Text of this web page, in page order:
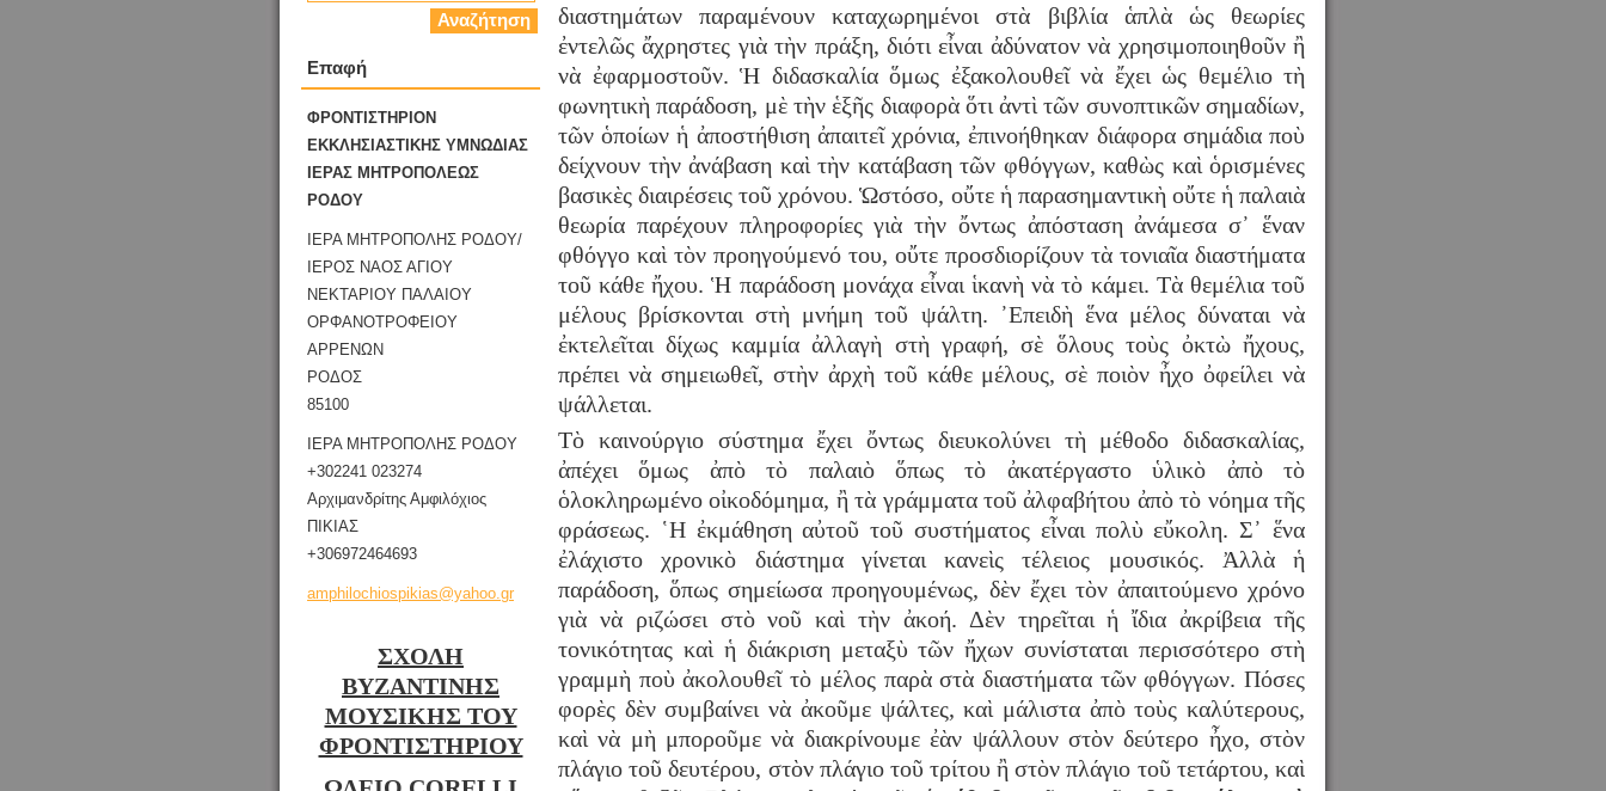
διαστημάτων παραμένουν καταχωρημένοι στὰ βιβλία ἁπλὰ ὡς θεωρίες
ἐντελῶς ἄχρηστες γιὰ τὴν πράξη, διότι εἶναι ἀδύνατον νὰ χρησιμοποιηθοῦν ἢ
νὰ ἐφαρμοστοῦν. Ἡ διδασκαλία ὅμως ἐξακολουθεῖ νὰ ἔχει ὡς θεμέλιο τὴ
φωνητικὴ παράδοση, μὲ τὴν ἑξῆς διαφορὰ ὅτι ἀντὶ τῶν συνοπτικῶν σημαδίων,
τῶν ὁποίων ἡ ἀποστήθιση ἀπαιτεῖ χρόνια, ἐπινοήθηκαν διάφορα σημάδια ποὺ
δείχνουν τὴν ἀνάβαση καὶ τὴν κατάβαση τῶν φθόγγων, καθὼς καὶ ὁρισμένες
βασικὲς διαιρέσεις τοῦ χρόνου. Ὡστόσο, οὔτε ἡ παρασημαντικὴ οὔτε ἡ παλαιὰ
θεωρία παρέχουν πληροφορίες γιὰ τὴν ὄντως ἀπόσταση ἀνάμεσα σ᾿ ἕναν
φθόγγο καὶ τὸν προηγούμενό του, οὔτε προσδιορίζουν τὰ τονιαῖα διαστήματα
τοῦ κάθε ἤχου. Ἡ παράδοση μονάχα εἶναι ἱκανὴ νὰ τὸ κάμει. Τὰ θεμέλια τοῦ
μέλους βρίσκονται στὴ μνήμη τοῦ ψάλτη. ᾿Επειδὴ ἕνα μέλος δύναται νὰ
ἐκτελεῖται δίχως καμμία ἀλλαγὴ στὴ γραφή, σὲ ὅλους τοὺς ὀκτὼ ἤχους,
πρέπει νὰ σημειωθεῖ, στὴν ἀρχὴ τοῦ κάθε μέλους, σὲ ποιὸν ἦχο ὀφείλει νὰ
ψάλλεται.
Τὸ καινούργιο σύστημα ἔχει ὄντως διευκολύνει τὴ μέθοδο διδασκαλίας,
ἀπέχει ὅμως ἀπὸ τὸ παλαιὸ ὅπως τὸ ἀκατέργαστο ὑλικὸ ἀπὸ τὸ
ὁλοκληρωμένο οἰκοδόμημα, ἢ τὰ γράμματα τοῦ ἀλφαβήτου ἀπὸ τὸ νόημα τῆς
φράσεως. ῾Η ἐκμάθηση αὐτοῦ τοῦ συστήματος εἶναι πολὺ εὔκολη. Σ᾿ ἕνα
ἐλάχιστο χρονικὸ διάστημα γίνεται κανεὶς τέλειος μουσικός. Ἀλλὰ ἡ
παράδοση, ὅπως σημείωσα προηγουμένως, δὲν ἔχει τὸν ἀπαιτούμενο χρόνο
γιὰ νὰ ριζώσει στὸ νοῦ καὶ τὴν ἀκοή. Δὲν τηρεῖται ἡ ἴδια ἀκρίβεια τῆς
τονικότητας καὶ ἡ διάκριση μεταξὺ τῶν ἤχων συνίσταται περισσότερο στὴ
γραμμὴ ποὺ ἀκολουθεῖ τὸ μέλος παρὰ στὰ διαστήματα τῶν φθόγγων. Πόσες
φορὲς δὲν συμβαίνει νὰ ἀκοῦμε ψάλτες, καὶ μάλιστα ἀπὸ τοὺς καλύτερους,
καὶ νὰ μὴ μποροῦμε νὰ διακρίνουμε ἐὰν ψάλλουν στὸν δεύτερο ἦχο, στὸν
πλάγιο τοῦ δευτέρου, στὸν πλάγιο τοῦ τρίτου ἢ στὸν πλάγιο τοῦ τετάρτου, καὶ
Επαφή
ΦΡΟΝΤΙΣΤΗΡΙΟΝ
ΕΚΚΛΗΣΙΑΣΤΙΚΗΣ ΥΜΝΩΔΙΑΣ
ΙΕΡΑΣ ΜΗΤΡΟΠΟΛΕΩΣ
ΡΟΔΟΥ
ΙΕΡΑ ΜΗΤΡΟΠΟΛΗΣ ΡΟΔΟΥ/
ΙΕΡΟΣ ΝΑΟΣ ΑΓΙΟΥ
ΝΕΚΤΑΡΙΟΥ ΠΑΛΑΙΟΥ
ΟΡΦΑΝΟΤΡΟΦΕΙΟΥ
ΑΡΡΕΝΩΝ
ΡΟΔΟΣ
85100
ΙΕΡΑ ΜΗΤΡΟΠΟΛΗΣ ΡΟΔΟΥ
+302241 023274
Αρχιμανδρίτης Αμφιλόχιος
ΠΙΚΙΑΣ
+306972464693
amphiloc hiospikias@yahoo.gr
ΣΧΟΛΗ
ΒΥΖΑΝΤΙΝΗΣ
ΜΟΥΣΙΚΗΣ ΤΟΥ
ΦΡΟΝΤΙΣΤΗΡΙΟΥ